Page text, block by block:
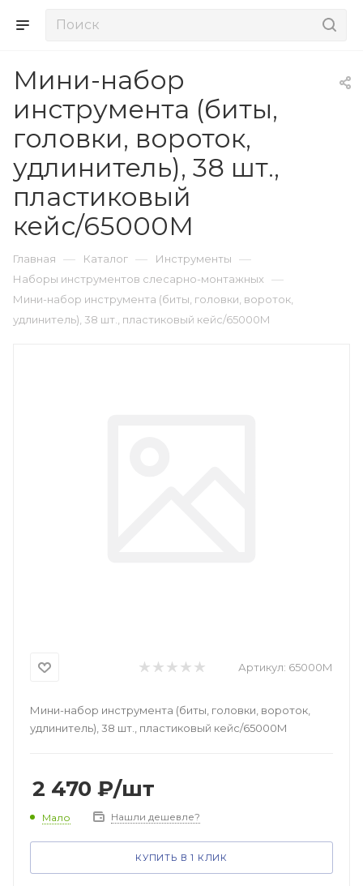
Мини-набор
инструмента (биты,
головки, вороток,
удлинитель), 38 шт.,
пластиковый
кейс/65000М
Главная — Каталог — Инструменты —
Наборы инструментов слесарно-монтажных —
Мини-набор инструмента (биты, головки, вороток,
удлинитель), 38 шт., пластиковый кейс/65000М
Артикул: 65000М
Мини-набор инструмента (биты, головки, вороток,
удлинитель), 38 шт., пластиковый кейс/65000М
2 470 ₽/шт
Мало Нашли дешевле?
КУПИТЬ В 1 КЛИК